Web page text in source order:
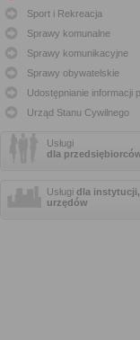
Sport i Rekreacja
Sprawy komunalne
Sprawy komunikacyjne
Sprawy obywatelskie
Udostępnianie informacji
Urząd Stanu Cywilnego
Usługi
dla
Usługi dla instytucji,
urzędów